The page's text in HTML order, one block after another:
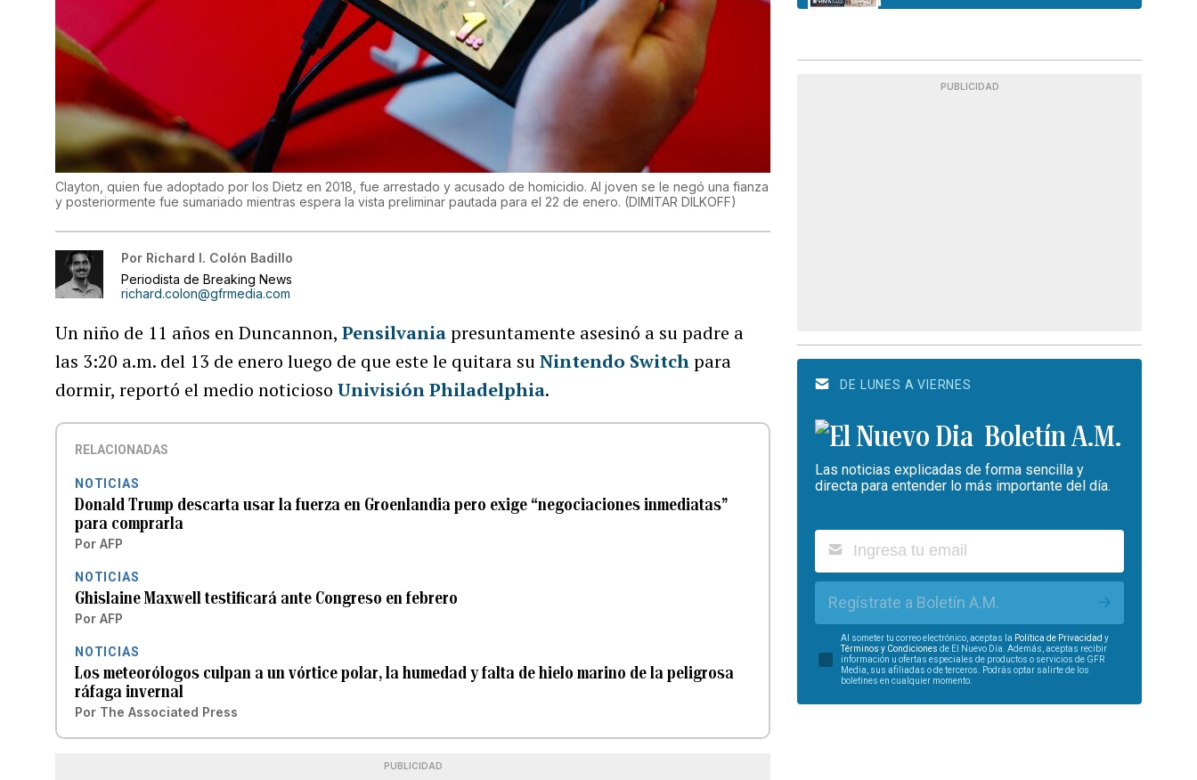
Clayton, quien fue adoptado por los Dietz en 2018, fue arrestado y acusado de homicidio. Al joven se le negó una fianza
y posteriormente fue sumariado mientras espera la vista preliminar pautada para el 22 de enero. (DIMITAR DILKOFF)
Por Richard I. Colón Badillo
Periodista de Breaking News
richard.colon@gfrmedia.com
Un niño de 11 años en Duncannon,Pensilvaniapresuntamente asesinó a su padre a
las 3:20 a.m. del 13 de enero luego de que este le quitara suNintendo Switchpara
dormir, reportó el medio noticiosoUnivisión Philadelphia.
RELACIONADAS
NOTICIAS
Donald Trump descarta usar la fuerza en Groenlandia pero exige “negociaciones inmediatas”
para comprarla
Por AFP
NOTICIAS
Ghislaine Maxwell testificará ante Congreso en febrero
Por AFP
NOTICIAS
Los meteorólogos culpan a un vórtice polar, la humedad y falta de hielo marino de la peligrosa
ráfaga invernal
Por The Associated Press
PUBLICIDAD
PUBLICIDAD
DE LUNES A VIERNES
Boletín A.M.
Las noticias explicadas de forma sencilla y
directa para entender lo más importante del día.
Regístrate a Boletín A.M.
Al someter tu correo electrónico, aceptas la Política de Privacidad y
Términos y Condiciones de El Nuevo Día. Además, aceptas recibir
información u ofertas especiales de productos o servicios de GFR
Media, sus afiliadas o de terceros. Podrás optar salirte de los
boletines en cualquier momento.